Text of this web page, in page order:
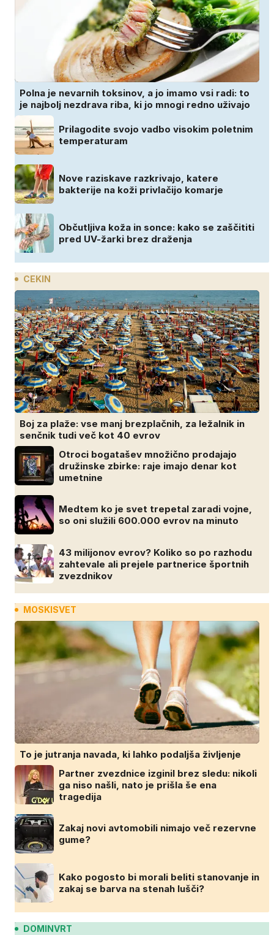
Polna je nevarnih toksinov, a jo imamo vsi radi: to
je najbolj nezdrava riba, ki jo mnogi redno uživajo
Prilagodite svojo vadbo visokim poletnim
temperaturam
Nove raziskave razkrivajo, katere
bakterije na koži privlačijo komarje
Občutljiva koža in sonce: kako se zaščititi
pred UV-žarki brez draženja
CEKIN
Boj za plaže: vse manj brezplačnih, za ležalnik in
senčnik tudi več kot 40 evrov
Otroci bogatašev množično prodajajo
družinske zbirke: raje imajo denar kot
umetnine
Medtem ko je svet trepetal zaradi vojne,
so oni služili 600.000 evrov na minuto
43 milijonov evrov? Koliko so po razhodu
zahtevale ali prejele partnerice športnih
zvezdnikov
MOSKISVET
To je jutranja navada, ki lahko podaljša življenje
Partner zvezdnice izginil brez sledu: nikoli
ga niso našli, nato je prišla še ena
tragedija
Zakaj novi avtomobili nimajo več rezervne
gume?
Kako pogosto bi morali beliti stanovanje in
zakaj se barva na stenah lušči?
DOMINVRT